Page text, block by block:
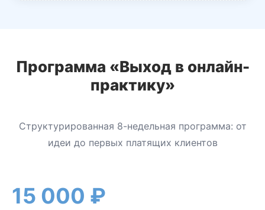
Программа «Выход в онлайн-
практику»
Структурированная 8-недельная программа: от
идеи до первых платящих клиентов
15 000 ₽